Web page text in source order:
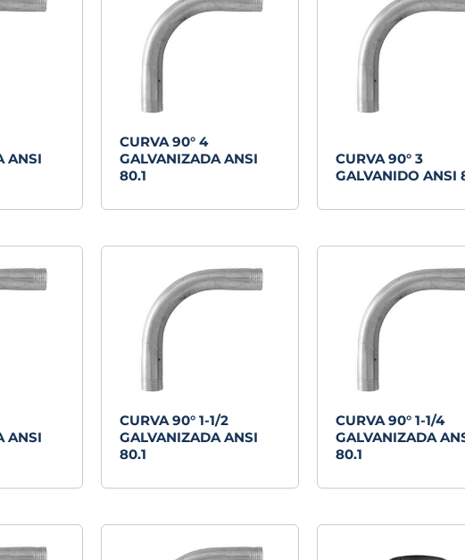
ANSI
CURVA 90° 4
GALVANIZADA ANSI
80.1
CURVA 90° 3
GALVANIDO ANSI
ANSI
CURVA 90° 1-1/2
GALVANIZADA ANSI
80.1
CURVA 90° 1-1/4
GALVANIZADA
80.1